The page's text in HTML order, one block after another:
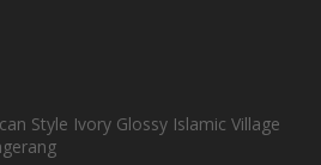
Style Ivory Glossy Islamic Village